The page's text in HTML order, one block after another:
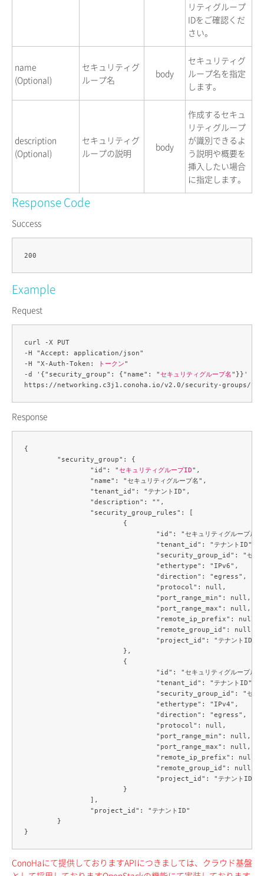
リティグループ
IDをご確認くだ
さい。
name
(Optional)
セキュリティグ
ループ名
body
セキュリティグ
ループ名を指定
します。
description
(Optional)
セキュリティグ
ループの説明
body
作成するセキュ
リティグループ
が識別できるよ
う説明や概要を
挿入したい場合
に指定します。
Response Code
Success
Example
Request
curl -X PUT
-H "Accept: application/json"
-H "X-Auth-Token:
トークン"
-d '{"security_group": {"name": "セキュリティグループ名"}}'
https://networking.c3j1.conoha.io/v2.0/security-groups/セ
Response
{
		"id": "
セキュリティグループID",
ConoHaにて提供しておりますAPIにつきましては、クラウド基盤